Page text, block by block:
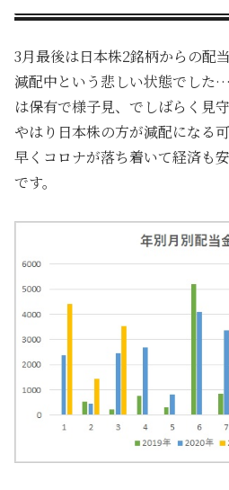
3月最後は日本株2銘柄からの配
減配中という悲しい状態でした
は保有で様子見、でしばらく見
やはり日本株の方が減配になる
早くコロナが落ち着いて経済も
です。